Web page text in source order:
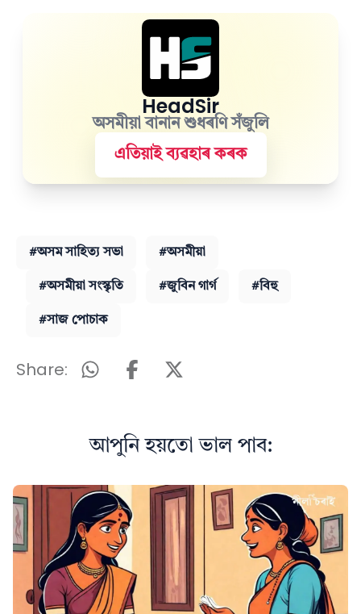
HeadSir
অসমীয়া বানান শুধৰণি সঁজুলি
এতিয়াই ব্যৱহাৰ কৰক
#অসম সাহিত্য সভা #অসমীয়া
#অসমীয়া সংস্কৃতি #জুবিন গাৰ্গ #বিহু
#সাজ পোচাক
Share:
আপুনি হয়তো ভাল পাব: